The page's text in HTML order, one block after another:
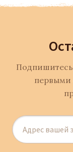
первыми